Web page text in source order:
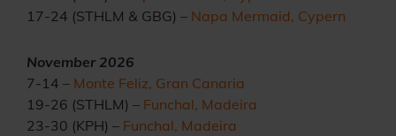
17-24 (STHLM & GBG) – Napa Mermaid, Cypern
November 2026
7-14 – Monte Feliz, Gran Canaria
19-26 (STHLM) – Funchal, Madeira
23-30 (KPH) – Funchal, Madeira